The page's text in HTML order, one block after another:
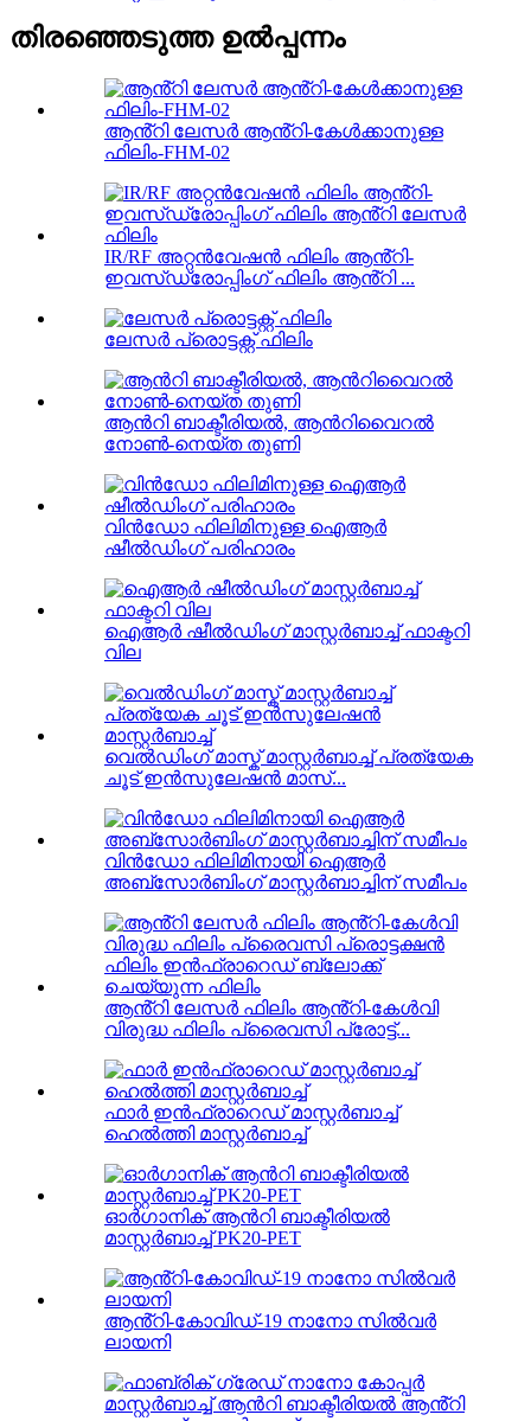
തിരഞ്ഞെടുത്ത ഉൽപ്പന്നം
ആൻ്റി ലേസർ ആൻ്റി-കേൾക്കാനുള്ള
ഫിലിം-FHM-02
IR/RF അറ്റൻവേഷൻ ഫിലിം ആൻ്റി-
ഇവസ്‌ഡ്രോപ്പിംഗ് ഫിലിം ആൻ്റി ...
ലേസർ പ്രൊട്ടക്റ്റ് ഫിലിം
ആൻറി ബാക്ടീരിയൽ, ആൻറിവൈറൽ
നോൺ-നെയ്ത തുണി
വിൻഡോ ഫിലിമിനുള്ള ഐആർ
ഷീൽഡിംഗ് പരിഹാരം
ഐആർ ഷീൽഡിംഗ് മാസ്റ്റർബാച്ച് ഫാക്ടറി
വില
വെൽഡിംഗ് മാസ്ക് മാസ്റ്റർബാച്ച് പ്രത്യേക
ചൂട് ഇൻസുലേഷൻ മാസ്...
വിൻഡോ ഫിലിമിനായി ഐആർ
അബ്സോർബിംഗ് മാസ്റ്റർബാച്ചിന് സമീപം
ആൻ്റി ലേസർ ഫിലിം ആൻ്റി-കേൾവി
വിരുദ്ധ ഫിലിം പ്രൈവസി പ്രോട്ട്...
ഫാർ ഇൻഫ്രാറെഡ് മാസ്റ്റർബാച്ച്
ഹെൽത്തി മാസ്റ്റർബാച്ച്
ഓർഗാനിക് ആൻറി ബാക്ടീരിയൽ
മാസ്റ്റർബാച്ച് PK20-PET
ആൻ്റി-കോവിഡ്-19 നാനോ സിൽവർ
ലായനി